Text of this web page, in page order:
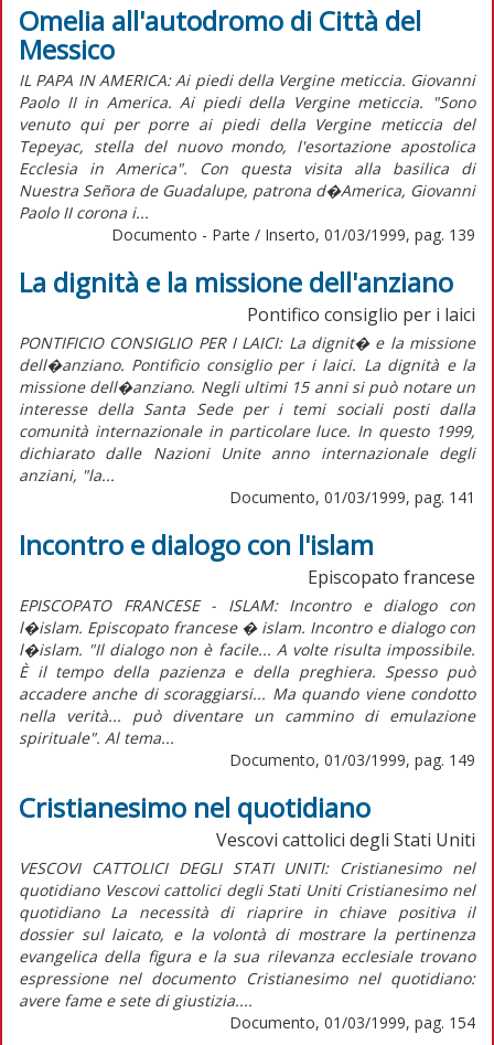
Omelia all'autodromo di Città del
Messico
IL PAPA IN AMERICA: Ai piedi della Vergine meticcia. Giovanni
Paolo II in America. Ai piedi della Vergine meticcia. "Sono
venuto qui per porre ai piedi della Vergine meticcia del
Tepeyac, stella del nuovo mondo, l'esortazione apostolica
Ecclesia in America". Con questa visita alla basilica di
Nuestra Señora de Guadalupe, patrona d�America, Giovanni
Paolo II corona i...
Documento - Parte / Inserto, 01/03/1999, pag. 139
La dignità e la missione dell'anziano
Pontifico consiglio per i laici
PONTIFICIO CONSIGLIO PER I LAICI: La dignit� e la missione
dell�anziano. Pontificio consiglio per i laici. La dignità e la
missione dell�anziano. Negli ultimi 15 anni si può notare un
interesse della Santa Sede per i temi sociali posti dalla
comunità internazionale in particolare luce. In questo 1999,
dichiarato dalle Nazioni Unite anno internazionale degli
anziani, "la...
Documento, 01/03/1999, pag. 141
Incontro e dialogo con l'islam
Episcopato francese
EPISCOPATO FRANCESE - ISLAM: Incontro e dialogo con
l�islam. Episcopato francese � islam. Incontro e dialogo con
l�islam. "Il dialogo non è facile... A volte risulta impossibile.
È il tempo della pazienza e della preghiera. Spesso può
accadere anche di scoraggiarsi... Ma quando viene condotto
nella verità... può diventare un cammino di emulazione
spirituale". Al tema...
Documento, 01/03/1999, pag. 149
Cristianesimo nel quotidiano
Vescovi cattolici degli Stati Uniti
VESCOVI CATTOLICI DEGLI STATI UNITI: Cristianesimo nel
quotidiano Vescovi cattolici degli Stati Uniti Cristianesimo nel
quotidiano La necessità di riaprire in chiave positiva il
dossier sul laicato, e la volontà di mostrare la pertinenza
evangelica della figura e la sua rilevanza ecclesiale trovano
espressione nel documento Cristianesimo nel quotidiano:
avere fame e sete di giustizia....
Documento, 01/03/1999, pag. 154